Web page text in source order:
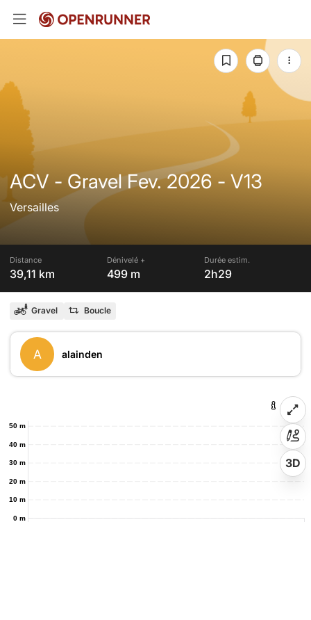
ACV - Gravel Fev. 2026 - V13
Versailles
Distance
39,11 km
Dénivelé +
499 m
Durée estim.
2h29
Gravel Boucle
A alainden
0 m
10 m
20 m
30 m
40 m
50 m
3D